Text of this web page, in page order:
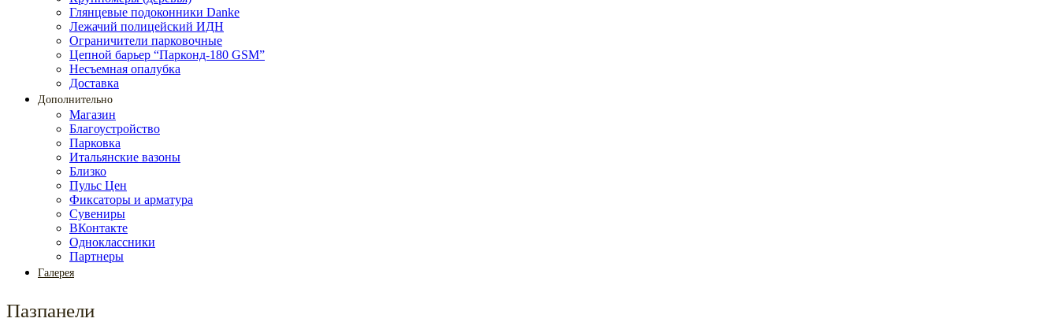
Глянцевые подоконники Danke
Лежачий полицейский ИДН
Ограничители парковочные
Цепной барьер “Парконд-180 GSM”
Несъемная опалубка
Доставка
Дополнительно
Магазин
Благоустройство
Парковка
Итальянские вазоны
Близко
Пульс Цен
Фиксаторы и арматура
Сувениры
ВКонтакте
Одноклассники
Партнеры
Галерея
Пазпанели